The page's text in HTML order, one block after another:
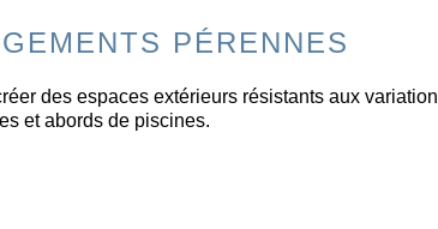
PÉRENNES
des espaces extérieurs résistants aux
et abords de piscines.